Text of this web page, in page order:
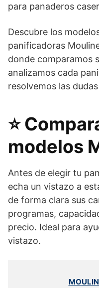
para panaderos
Descubre los
panificadoras
donde comparamos
analizamos cada
resolvemos las
⭐
modelos
Antes de elegir tu
echa un vistazo a
de forma clara sus
programas,
precio. Ideal para
vistazo.